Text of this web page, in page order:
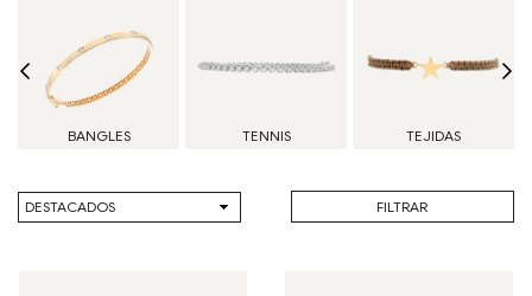
BANGLES TENNIS TEJIDAS
Ordenar FILTRAR